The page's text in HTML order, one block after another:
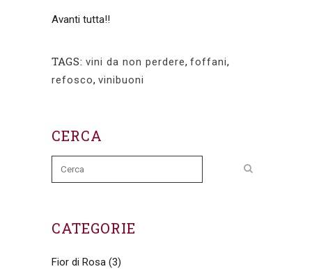
Avanti tutta!!
TAGS: vini da non perdere, foffani,
refosco, vinibuoni
CERCA
CATEGORIE
Fior di Rosa (3)